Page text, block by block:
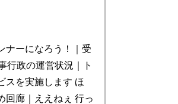
ナーになろう！｜受
行政の運営状況｜ト
スを実施します ほ
回廊｜ええねぇ 行っ